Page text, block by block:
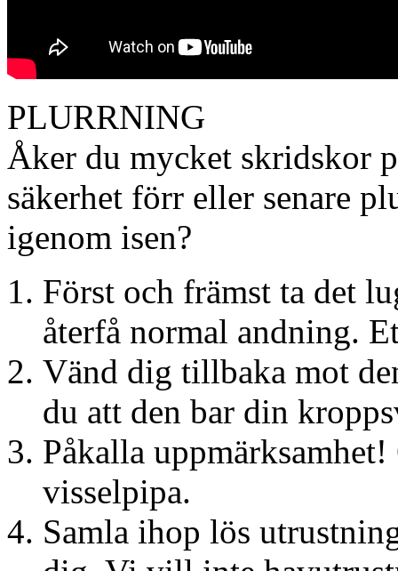
PLURRNING
Åker du mycket skridskor
säkerhet förr eller senare
igenom isen?
Först och främst ta det
återfå normal andning.
Vänd dig tillbaka mot
du att den bar din
Påkalla
visselpipa.
Samla ihop lös